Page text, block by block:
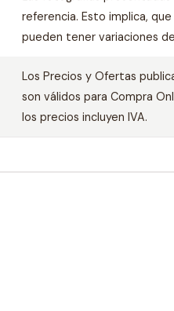
referencia. Esto implica,
pueden tener variaciones
Los Precios y Ofertas
son válidos para Compra
los precios incluyen IVA.